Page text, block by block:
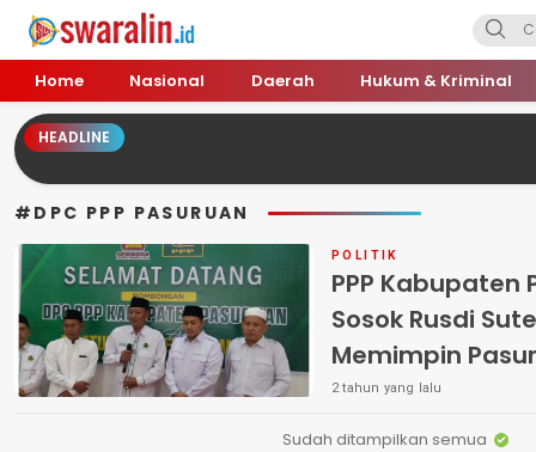
Swara Lin
Independent, Tajam & Profesional
Home Nasional Daerah Hukum & Kriminal
HEADLINE
#DPC PPP PASURUAN
POLITIK
PPP Kabupaten
Sosok Rusdi
Memimpin
2 tahun yang lalu
Sudah ditampilkan semua